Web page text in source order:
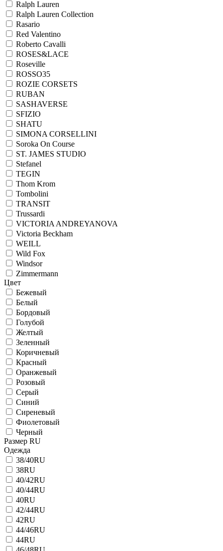
Ralph Lauren
Ralph Lаuren Collection
Rasario
Red Valentino
Roberto Cavalli
ROSES&LACE
Roseville
ROSSO35
ROZIE CORSETS
RUBAN
SASHAVERSE
SFIZIO
SHATU
SIMONA CORSELLINI
Soroka On Course
ST. JAMES STUDIO
Stefanel
TEGIN
Thom Krom
Tombolini
TRANSIT
Trussardi
VICTORIA ANDREYANOVA
Victoria Beckham
WEILL
Wild Fox
Windsor
Zimmermann
Цвет
Бежевый
Белый
Бордовый
Голубой
Желтый
Зеленный
Коричневый
Красный
Оранжевый
Розовый
Серый
Синий
Сиреневый
Фиолетовый
Черный
Размер RU
Одежда
38/40RU
38RU
40/42RU
40/44RU
40RU
42/44RU
42RU
44/46RU
44RU